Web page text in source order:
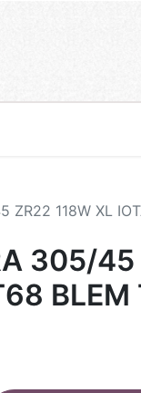
ZR22 118W XL
305/45
BLEM